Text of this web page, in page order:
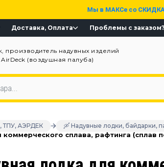
Мы в МАКСе со
Доставка, Оплата Проблемы с заказом?
производитель надувных изделий
(воздушная палуба)
ТПУ, АЭРДЕК 🛶 Надувные лодки, байдарки,
сплава, рафтинга (сплав